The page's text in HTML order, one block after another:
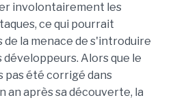
involontairement les
ce qui pourrait
la menace de s'introduire
développeurs. Alors que le
pas été corrigé dans
an après sa découverte, la